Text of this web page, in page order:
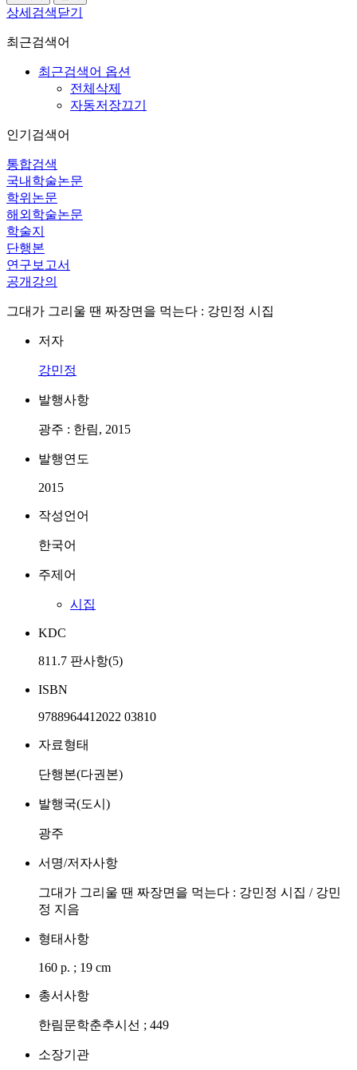
상세검색닫기
최근검색어
최근검색어 옵션
전체삭제
자동저장끄기
인기검색어
통합검색
국내학술논문
학위논문
해외학술논문
학술지
단행본
연구보고서
공개강의
그대가 그리울 땐 짜장면을 먹는다 : 강민정 시집
저자
강민정
발행사항
광주 : 한림, 2015
발행연도
2015
작성언어
한국어
주제어
시집
KDC
811.7 판사항(5)
ISBN
9788964412022 03810
자료형태
단행본(다권본)
발행국(도시)
광주
서명/저자사항
그대가 그리울 땐 짜장면을 먹는다 : 강민정 시집 / 강민
정 지음
형태사항
160 p. ; 19 cm
총서사항
한림문학춘추시선 ; 449
소장기관